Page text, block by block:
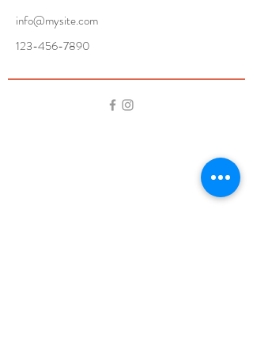
info@mysite.com
123-456-7890
2025-2027)
Elle reçoit le soutien de l’UE dans le cadre
des fonds Leader ( Belle nuit 2024), et du